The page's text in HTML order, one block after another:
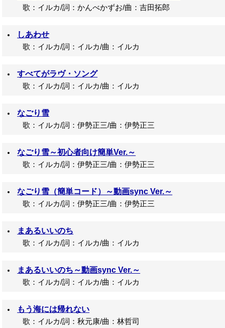
歌：イルカ/詞：かんべかずお/曲：吉田拓郎
しあわせ
歌：イルカ/詞：イルカ/曲：イルカ
すべてがラヴ・ソング
歌：イルカ/詞：イルカ/曲：イルカ
なごり雪
歌：イルカ/詞：伊勢正三/曲：伊勢正三
なごり雪～初心者向け簡単Ver.～
歌：イルカ/詞：伊勢正三/曲：伊勢正三
なごり雪（簡単コード）～動画sync Ver.～
歌：イルカ/詞：伊勢正三/曲：伊勢正三
まあるいいのち
歌：イルカ/詞：イルカ/曲：イルカ
まあるいいのち～動画sync Ver.～
歌：イルカ/詞：イルカ/曲：イルカ
もう海には帰れない
歌：イルカ/詞：秋元康/曲：林哲司